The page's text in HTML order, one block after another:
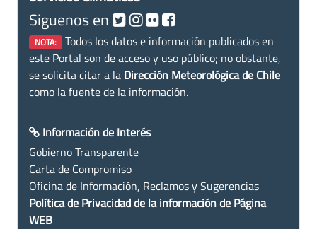
Siguenos en
NOTA: Todos los datos e información publicados en
este Portal son de acceso y uso público; no obstante,
se solicita citar a la Dirección Meteorológica de Chile
como la fuente de la información.
Información de Interés
Gobierno Transparente
Carta de Compromiso
Oficina de Información, Reclamos y Sugerencias
Política de Privacidad de la información de Página
WEB